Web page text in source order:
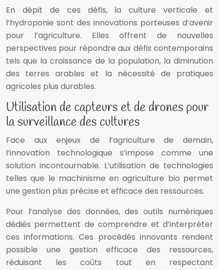
En dépit de ces défis, la culture verticale et
l’hydroponie sont des innovations porteuses d’avenir
pour l’agriculture. Elles offrent de nouvelles
perspectives pour répondre aux défis contemporains
tels que la croissance de la population, la diminution
des terres arables et la nécessité de pratiques
agricoles plus durables.
Utilisation de capteurs et de drones pour
la surveillance des cultures
Face aux enjeux de l’agriculture de demain,
l’innovation technologique s’impose comme une
solution incontournable. L’utilisation de technologies
telles que le machinisme en agriculture bio permet
une gestion plus précise et efficace des ressources.
Pour l’analyse des données, des outils numériques
dédiés permettent de comprendre et d’interpréter
ces informations. Ces procédés innovants rendent
possible une gestion efficace des ressources,
réduisant les coûts tout en respectant